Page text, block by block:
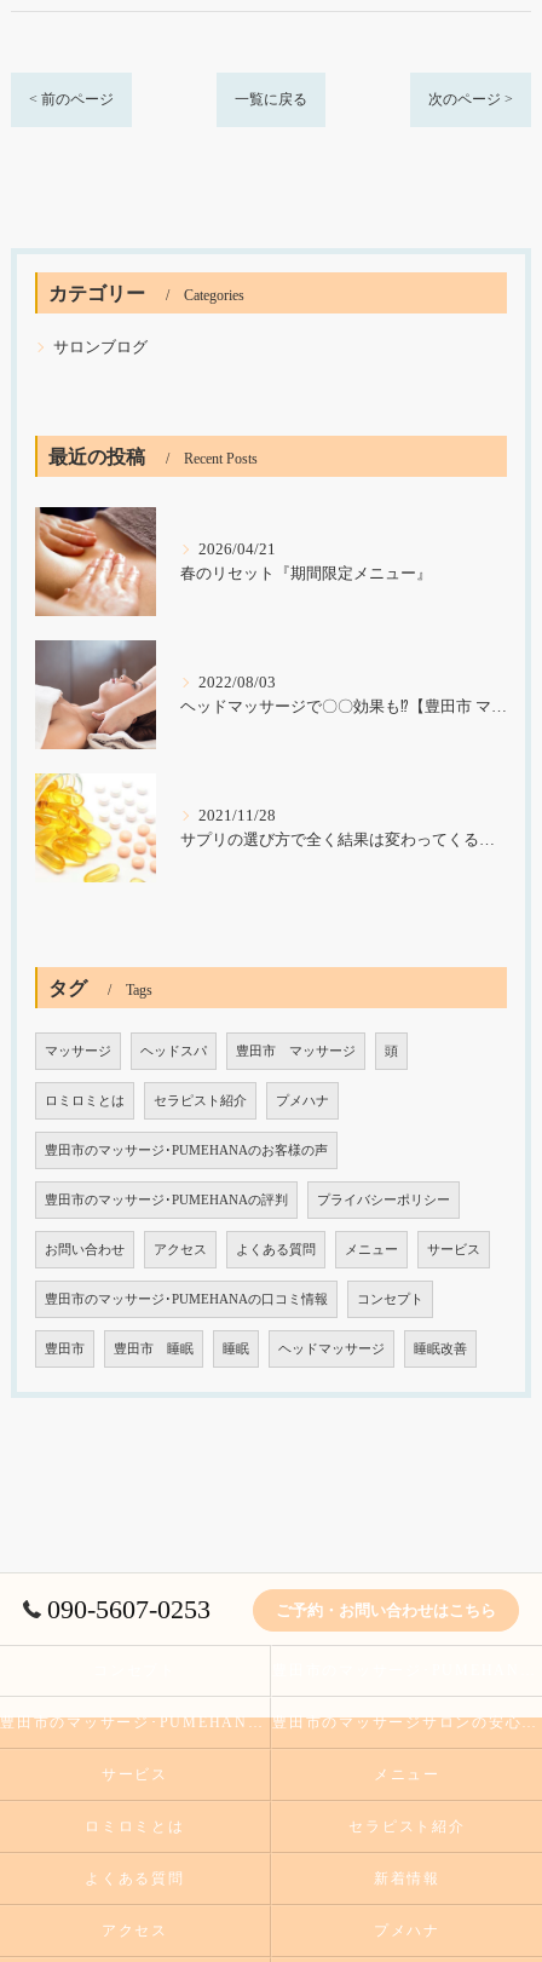
< 前のページ 一覧に戻る 次のページ >
カテゴリー Categories
サロンブログ
最近の投稿 Recent Posts
2026/04/21
春のリセット『期間限定メニュー』
2022/08/03
ヘッドマッサージで〇〇効果も⁉︎【豊田市 マッサージ】
2021/11/28
サプリの選び方で全く結果は変わってくる！【豊田市 マッサージ】
タグ Tags
マッサージ ヘッドスパ 豊田市 マッサージ 頭
ロミロミとは セラピスト紹介 プメハナ
豊田市のマッサージ･PUMEHANAのお客様の声
豊田市のマッサージ･PUMEHANAの評判 プライバシーポリシー
お問い合わせ アクセス よくある質問 メニュー サービス
豊田市のマッサージ･PUMEHANAの口コミ情報 コンセプト
豊田市 豊田市 睡眠 睡眠 ヘッドマッサージ 睡眠改善
090-5607-0253 ご予約・お問い合わせはこちら
豊田市のマッサージ･PUMEHANAの口コミ情報 豊田市のマッサージサロンの安心丁寧なロミロミの施術をお試しください
サービス メニュー
ロミロミとは セラピスト紹介
よくある質問 新着情報
アクセス プメハナ